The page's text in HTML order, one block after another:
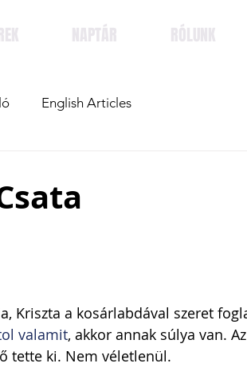
NAPTÁR RÓLUNK
English Articles
Kriszta a kosárlabdával szeret
valamit, akkor annak súlya van.
tette ki. Nem véletlenül.